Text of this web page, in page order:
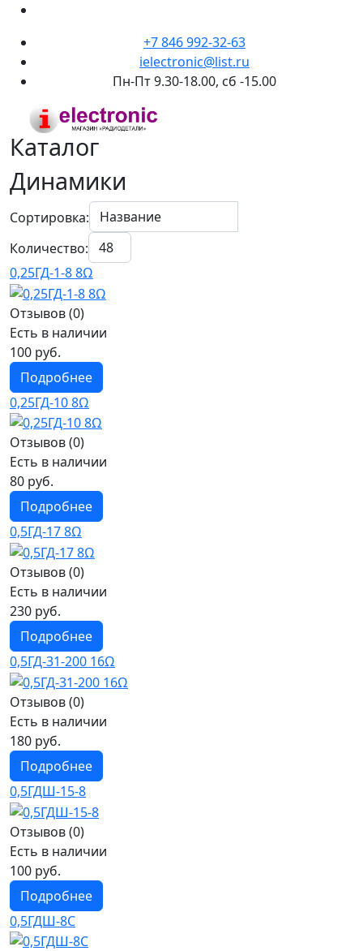
+7 846 992-32-63
ielectronic@list.ru
Пн-Пт 9.30-18.00, сб -15.00
Каталог
Динамики
Сортировка:
Количество:
0,25ГД-1-8 8Ω
Отзывов (0)
Есть в наличии
100 руб.
Подробнее
0,25ГД-10 8Ω
Отзывов (0)
Есть в наличии
80 руб.
Подробнее
0,5ГД-17 8Ω
Отзывов (0)
Есть в наличии
230 руб.
Подробнее
0,5ГД-31-200 16Ω
Отзывов (0)
Есть в наличии
180 руб.
Подробнее
0,5ГДШ-15-8
Отзывов (0)
Есть в наличии
100 руб.
Подробнее
0,5ГДШ-8С